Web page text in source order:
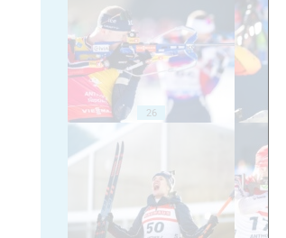
26